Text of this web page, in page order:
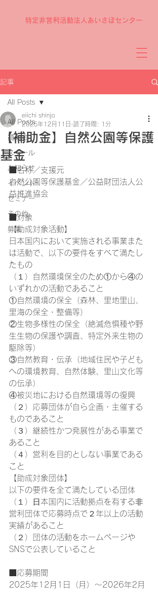
特定非営利活動法人あいさぽセンター
記事
All Posts
補助金
スクール
お知らせ
イベント
セミナー
その他
募集
All Posts
【補助金】自然公園等保護
基金
eiichi shinjo
2025年12月11日 読了時間: 1分
■名称／支援元
自然公園等保護基金／公益財団法人公
益推進協会
■対象
【助成対象活動】
日本国内において実施される事業また
は活動で、以下の要件をすべて満たし
たもの
（１）自然環境保全のため①から④の
いずれかの活動であること
①自然環境の保全（森林、里地里山、
里海の保全・整備等）
②生物多様性の保全（絶滅危惧種や野
生生物の保護や調査、特定外来生物の
駆除等）
③自然教育・伝承（地域住民や子ども
への環境教育、自然体験、里山文化等
の伝承）
④被災地における自然環境等の復興
（２）応募団体が自ら企画・主催する
ものであること
（３）継続性かつ発展性がある事業で
あること
（４）営利を目的としない事業である
こと
【助成対象団体】
以下の要件を全て満たしている団体
（１）⽇本国内に活動拠点を有する⾮
営利団体で応募時点で２年以上の活動
実績があること
（２）団体の活動をホームページや
SNSで公表していること
■応募期間
2025年12月1日（月）～2026年2月